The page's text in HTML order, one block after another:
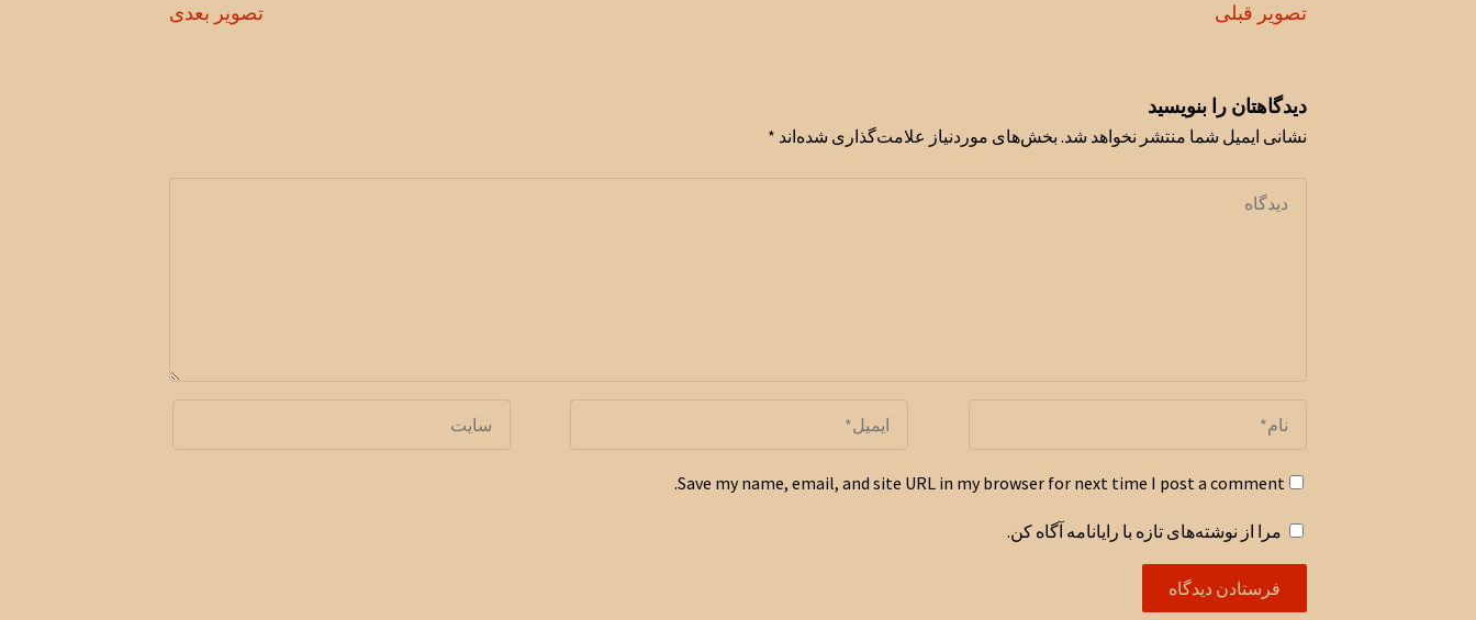
تصویر قبلی تصویر بعدی
دیدگاهتان را بنویسید
نشانی ایمیل شما منتشر نخواهد شد. بخش‌های موردنیاز علامت‌گذاری شده‌اند *
Save my name, email, and site URL in my browser for next time I post a comment.
مرا از نوشته‌های تازه با رایانامه آگاه کن.